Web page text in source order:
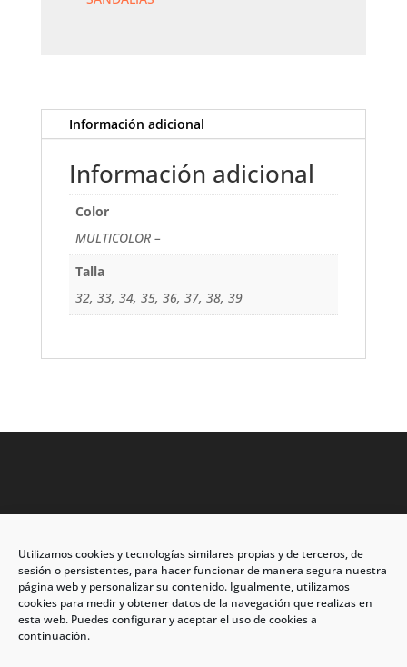
Utilizamos cookies y tecnologías similares propias y de terceros, de
sesión o persistentes, para hacer funcionar de manera segura nuestra
página web y personalizar su contenido. Igualmente, utilizamos
cookies para medir y obtener datos de la navegación que realizas en
esta web. Puedes configurar y aceptar el uso de cookies a
continuación.
Kids
Información adicional
Información adicional
Color
MULTICOLOR –
Talla
32, 33, 34, 35, 36, 37, 38, 39
Dirección: C/Eleuterio Quintanilla nº67 – Esq. Río de
Oro
CP: 33209, Gijón – Asturias
Teléfono: 985146502 – 647 72 54 95